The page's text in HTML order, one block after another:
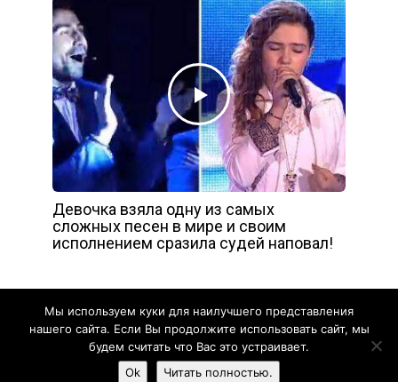
Девочка взяла одну из самых
сложных песен в мире и своим
исполнением сразила судей наповал!
Познавательное Видео
Мы используем куки для наилучшего представления
нашего сайта. Если Вы продолжите использовать сайт, мы
будем считать что Вас это устраивает.
Ok
Читать полностью.